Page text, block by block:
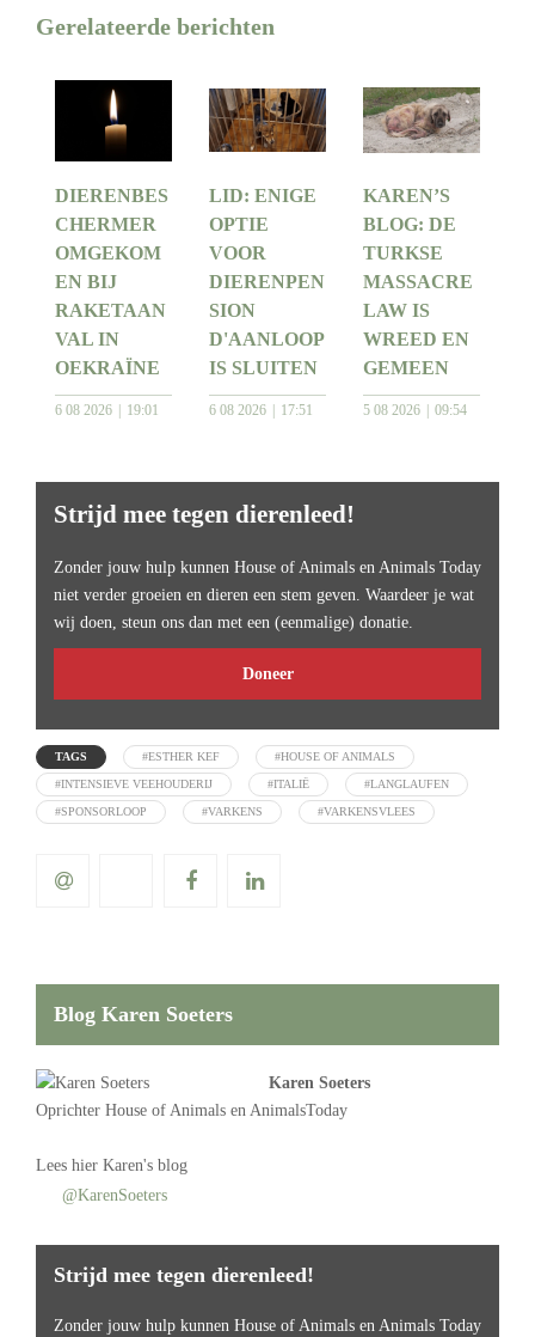
Gerelateerde berichten
DIERENBES
CHERMER
OMGEKOM
EN BIJ
RAKETAAN
VAL IN
OEKRAÏNE
6 08 2026 19:01
LID: ENIGE
OPTIE
VOOR
DIERENPEN
SION
D'AANLOOP
IS SLUITEN
6 08 2026 17:51
KAREN’S
BLOG: DE
TURKSE
MASSACRE
LAW IS
WREED EN
GEMEEN
5 08 2026 09:54
Strijd mee tegen dierenleed!
Zonder jouw hulp kunnen House of Animals en Animals Today
niet verder groeien en dieren een stem geven. Waardeer je wat
wij doen, steun ons dan met een (eenmalige) donatie.
Doneer
TAGS #ESTHER KEF #HOUSE OF ANIMALS
#INTENSIEVE VEEHOUDERIJ #ITALIË #LANGLAUFEN
#SPONSORLOOP #VARKENS #VARKENSVLEES
Blog Karen Soeters
Karen Soeters
Oprichter House of Animals en AnimalsToday
Lees hier Karen's blog
@KarenSoeters
Strijd mee tegen dierenleed!
Zonder jouw hulp kunnen House of Animals en Animals Today